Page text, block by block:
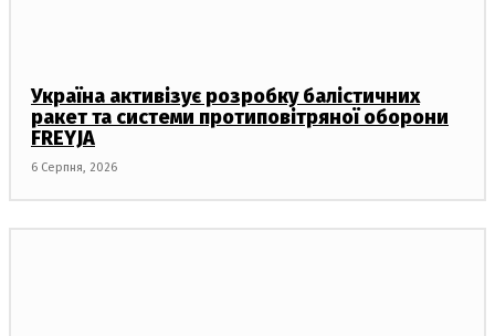
Україна активізує розробку балістичних
ракет та системи протиповітряної оборони
FREYJA
6 Серпня, 2026